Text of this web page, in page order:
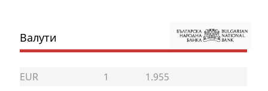
Валути
EUR 1
1.955